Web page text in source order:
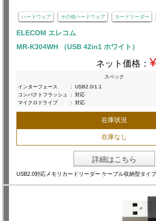
ハードウェア その他ハードウェア カードリーダー
ELECOM エレコム
MR-K304WH （USB 42in1 ホワイト）
ネット価格：
スペック
インターフェース
:
USB2.0/1.1
コンパクトフラッシュ
:
対応
マイクロドライブ
: 対応
在庫状況
在庫なし
詳細はこちら
USB2.0対応メモリカードリーダー ケーブル収納型タイプ